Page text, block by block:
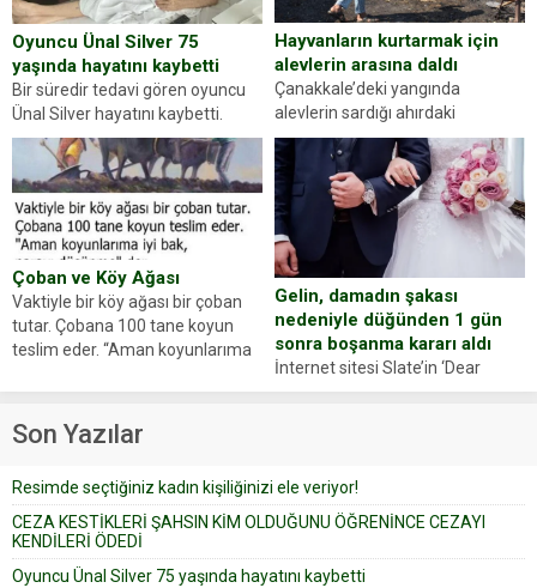
Oyuncu Ünal Silver 75
yaşında hayatını kaybetti
Bir süredir tedavi gören oyuncu
Ünal Silver hayatını kaybetti.
Haberi, oyuncunun menajerlik
ajansı duyurdu. Renda Güner,
sosyal medya hesabında “Usta
Oyuncumuz ve çok değerli
dostumuz...
Hayvanların kurtarmak için
alevlerin arasına daldı
Çanakkale’deki yangında
alevlerin sardığı ahırdaki
hayvanlarını kurtarmak isteyen
Zeki Demir (66) ölümden döndü.
Yüzünde ve ellerinde yanıklar
oluşan Demir, kâbus dolu anları
anlattı… Merkeze bağlı...
Çoban ve Köy Ağası
Vaktiyle bir köy ağası bir çoban
tutar. Çobana 100 tane koyun
teslim eder. “Aman koyunlarıma
Çoban koyunları alır gider. Aylar...
Gelin, damadın şakası
nedeniyle düğünden 1 gün
sonra boşanma kararı aldı
İnternet sitesi Slate’in ‘Dear
Prudence’ isimli tavsiye köşesine
yapıştırdığı için düğünden...
Son Yazılar
Resimde seçtiğiniz kadın kişiliğinizi ele veriyor!
CEZA KESTİKLERİ ŞAHSIN KİM OLDUĞUNU ÖĞRENİNCE CEZAYI
KENDİLERİ ÖDEDİ
Oyuncu Ünal Silver 75 yaşında hayatını kaybetti